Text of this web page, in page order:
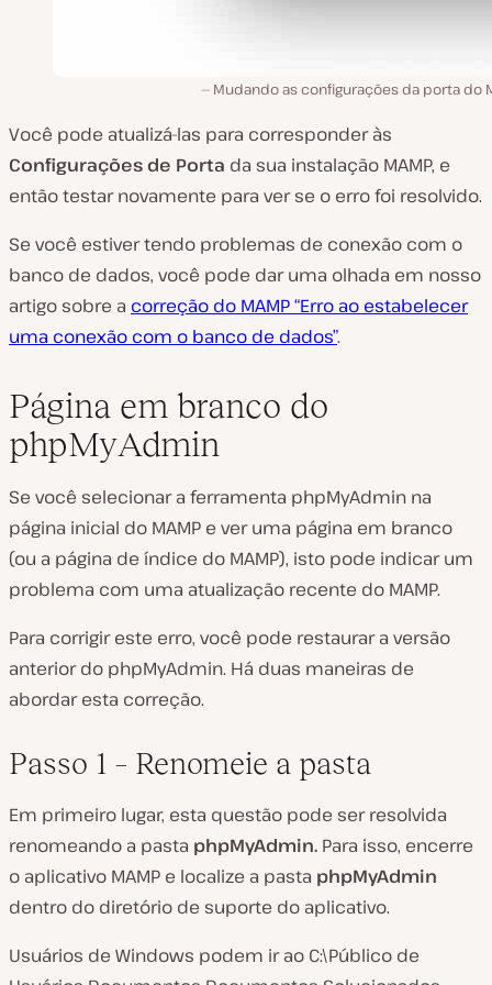
Mudando as configurações da porta do
Você pode atualizá-las para corresponder às
Configurações de Porta da sua instalação MAMP, e
então testar novamente para ver se o erro foi resolvido.
Se você estiver tendo problemas de conexão com o
banco de dados, você pode dar uma olhada em nosso
artigo sobre a correção do MAMP “Erro ao estabelecer
uma conexão com o banco de dados”.
Página em branco do
phpMyAdmin
Se você selecionar a ferramenta phpMyAdmin na
página inicial do MAMP e ver uma página em branco
(ou a página de índice do MAMP), isto pode indicar um
problema com uma atualização recente do MAMP.
Para corrigir este erro, você pode restaurar a versão
anterior do phpMyAdmin. Há duas maneiras de
abordar esta correção.
Passo 1 – Renomeie a pasta
Em primeiro lugar, esta questão pode ser resolvida
renomeando a pasta phpMyAdmin. Para isso, encerre
o aplicativo MAMP e localize a pasta phpMyAdmin
dentro do diretório de suporte do aplicativo.
Usuários de Windows podem ir ao C:\Público de